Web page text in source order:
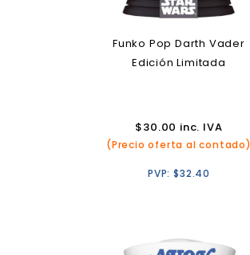
Funko Pop Darth Vader
Edición Limitada
$30.00 inc. IVA
(Precio oferta al contado)
PVP:$32.40